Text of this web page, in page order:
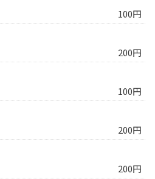
100円
200円
100円
200円
200円